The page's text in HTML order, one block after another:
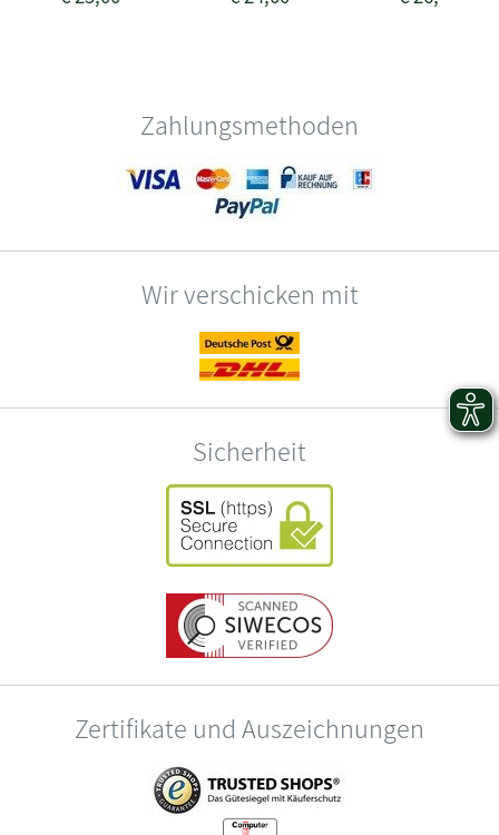
Zahlungsmethoden
Wir verschicken mit
Sicherheit
Zertifikate und Auszeichnungen